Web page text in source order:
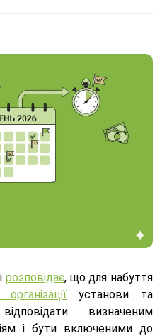
розповідає, що для набуття
установи та
визначеним
і бути включеними до